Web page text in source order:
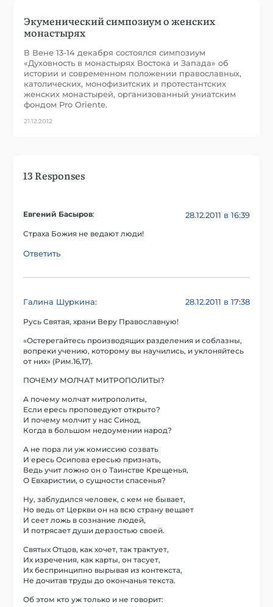
Экуменический симпозиум о женских
монастырях
В Вене 13-14 декабря состоялся симпозиум
«Духовность в монастырях Востока и Запада» об
истории и современном положении православных,
католических, монофизитских и протестантских
женских монастырей, организованный униатским
фондом Pro Oriente.
21.12.2012
13 Responses
Евгений Басыров: 28.12.2011 в 16:39
Страха Божия не ведают люди!
Ответить
Галина Шуркина: 28.12.2011 в 17:38
Русь Святая, храни Веру Православную!
«Остерегайтесь производящих разделения и соблазны,
вопреки учению, которому вы научились, и уклоняйтесь
от них» (Рим.16,17).
ПОЧЕМУ МОЛЧАТ МИТРОПОЛИТЫ?
А почему молчат митрополиты,
Если ересь проповедуют открыто?
И почему молчит у нас Синод,
Когда в большом недоумении народ?
А не пора ли уж комиссию созвать
И ересь Осипова ересью признать,
Ведь учит ложно он о Таинстве Крещенья,
О Евхаристии, о сущности спасенья?
Ну, заблудился человек, с кем не бывает,
Но ведь от Церкви он на всю страну вещает
И сеет ложь в сознание людей,
И потрясает души дерзостью своей.
Святых Отцов, как хочет, так трактует,
Их изречения, как карты, он тасует,
Их беспринципно вырывая из контекста,
Не дочитав труды до окончанья текста.
Об этом кто уж только и не говорит: